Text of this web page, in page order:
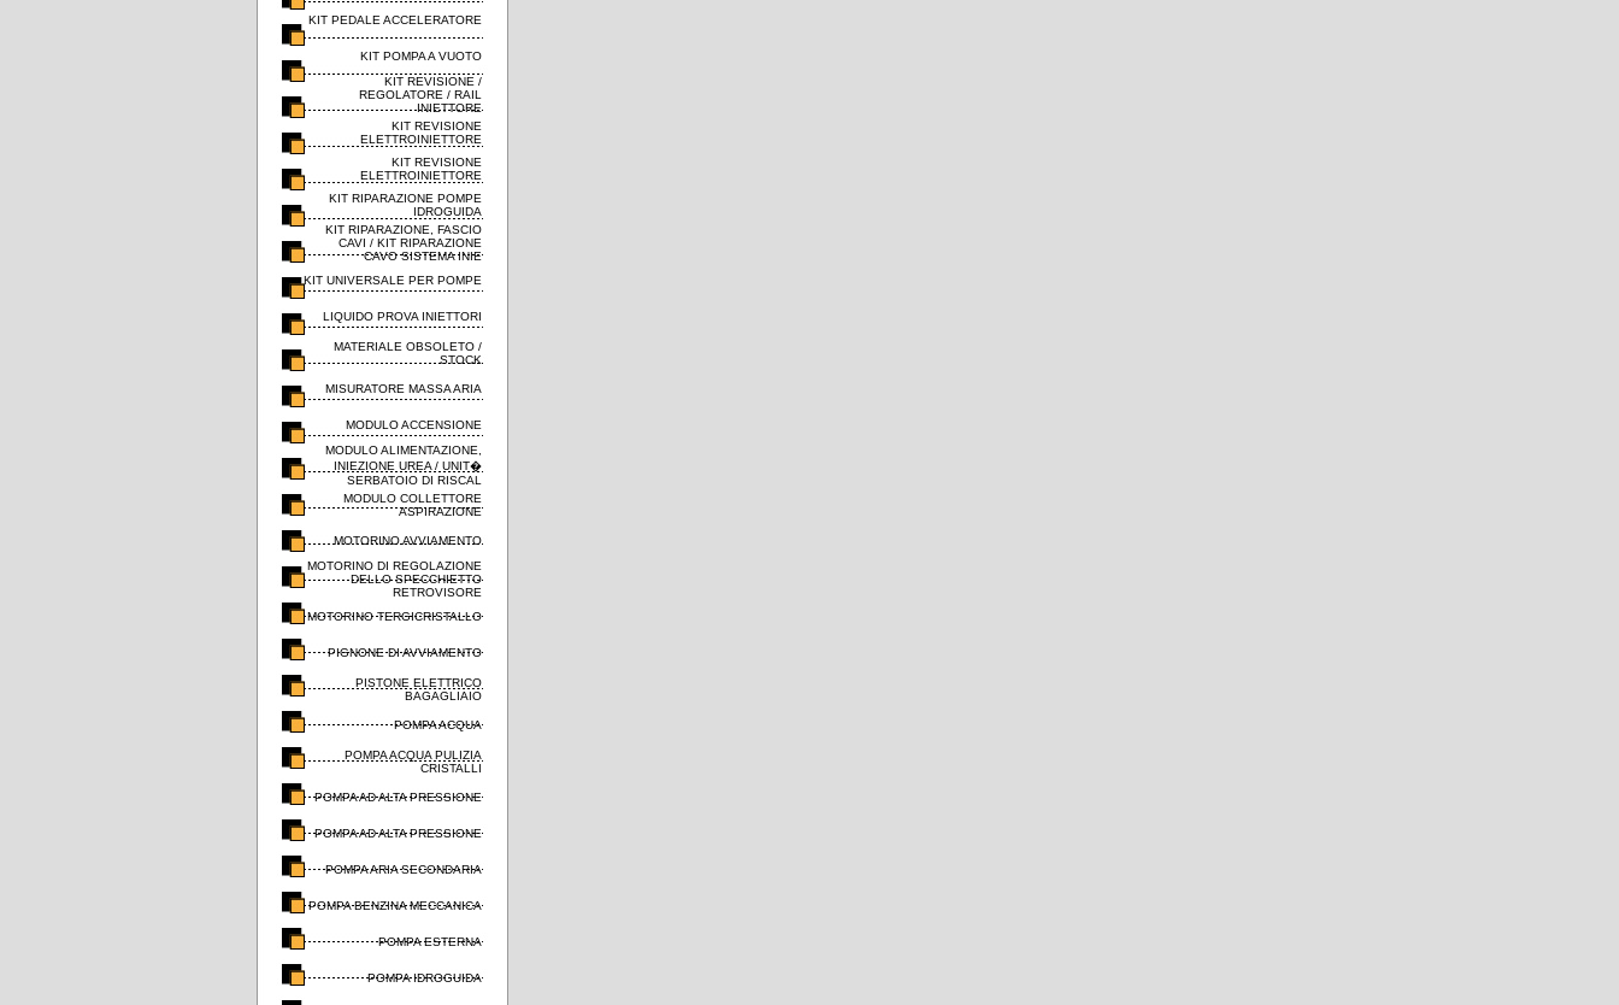
KIT PEDALE ACCELERATORE
KIT POMPA A VUOTO
KIT REVISIONE /
REGOLATORE / RAIL
INIETTORE
KIT REVISIONE
ELETTROINIETTORE
KIT REVISIONE
ELETTROINIETTORE
KIT RIPARAZIONE POMPE
IDROGUIDA
KIT RIPARAZIONE, FASCIO
CAVI / KIT RIPARAZIONE
CAVO SISTEMA INIE
KIT UNIVERSALE PER POMPE
LIQUIDO PROVA INIETTORI
MATERIALE OBSOLETO /
STOCK
MISURATORE MASSA ARIA
MODULO ACCENSIONE
MODULO ALIMENTAZIONE,
INIEZIONE UREA / UNIT�
SERBATOIO DI RISCAL
MODULO COLLETTORE
ASPIRAZIONE
MOTORINO AVVIAMENTO
MOTORINO DI REGOLAZIONE
DELLO SPECCHIETTO
RETROVISORE
MOTORINO TERGICRISTALLO
PIGNONE DI AVVIAMENTO
PISTONE ELETTRICO
BAGAGLIAIO
POMPA ACQUA
POMPA ACQUA PULIZIA
CRISTALLI
POMPA AD ALTA PRESSIONE
POMPA AD ALTA PRESSIONE
POMPA ARIA SECONDARIA
POMPA BENZINA MECCANICA
POMPA ESTERNA
POMPA IDROGUIDA